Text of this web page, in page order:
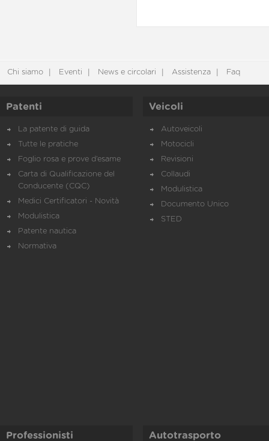
Chi siamo Eventi News e circolari Assistenza Faq
Patenti
La patente di guida
Tutte le pratiche
Foglio rosa e prove d’esame
Carta di Qualificazione del
Conducente (CQC)
Medici Certificatori - Novità
Modulistica
Patente nautica
Normativa
Veicoli
Autoveicoli
Motocicli
Revisioni
Collaudi
Modulistica
Documento Unico
STED
Professionisti Autotrasporto